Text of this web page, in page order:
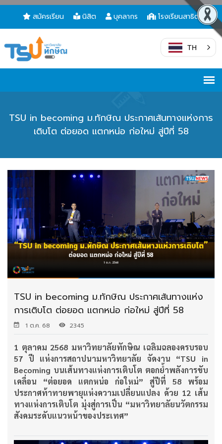
สมัครเรียน นิสิต บุคลากร โรงเรียนสาธิต
TH
TSU in becoming ม.ทักษิณ ประกาศเส้นทางแห่งการ
เติบโต ต่อยอด แตกหน่อ ก่อใหม่ สู่ปีที่ 58
TSU in becoming ม.ทักษิณ ประกาศเส้นทางแห่ง
การเติบโต ต่อยอด แตกหน่อ ก่อใหม่ สู่ปีที่ 58
1 ต.ค. 68 2345
1 ตุลาคม 2568 มหาวิทยาลัยทักษิณ เฉลิมฉลองครบรอบ
57 ปี แห่งการสถาปนามหาวิทยาลัย จัดงาน “TSU in
Becoming บนเส้นทางแห่งการเติบโต ตอกย้ำพลังการขับ
เคลื่อน “ต่อยอด แตกหน่อ ก่อใหม่” สู่ปีที่ 58 พร้อม
ประกาศท้าทายพายุแห่งความเปลี่ยนแปลง ด้วย 12 เส้น
ทางแห่งการเติบโต มุ่งสู่การเป็น “มหาวิทยาลัยนวัตกรรม
สังคมระดับแนวหน้าของประเทศ”